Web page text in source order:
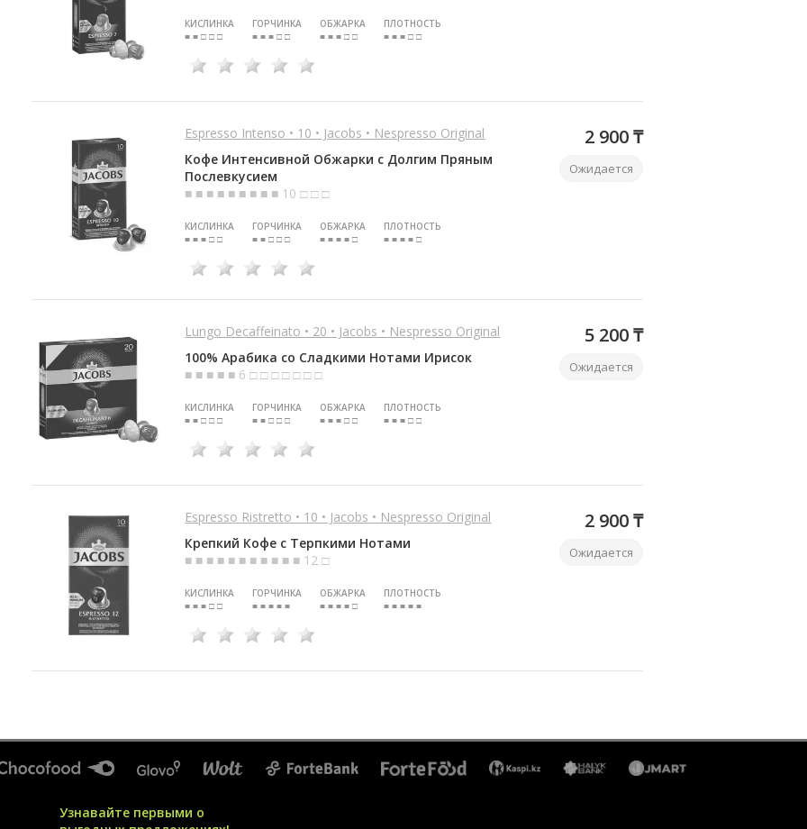
КИСЛИНКА
■ ■ □ □ □
ГОРЧИНКА
■ ■ ■ □ □
ОБЖАРКА
■ ■ ■ □ □
ПЛОТНОСТЬ
■ ■ ■ □ □
Espresso Intenso • 10 • Jacobs • Nespresso Original
Кофе Интенсивной Обжарки с Долгим Пряным
Послевкусием
■ ■ ■ ■ ■ ■ ■ ■ ■ 10 □ □ □
КИСЛИНКА
■ ■ ■ □ □
ГОРЧИНКА
■ ■ □ □ □
ОБЖАРКА
■ ■ ■ ■ □
ПЛОТНОСТЬ
■ ■ ■ ■ □
2 900 ₸
Ожидается
Lungo Decaffeinato • 20 • Jacobs • Nespresso Original
100% Арабика со Сладкими Нотами Ирисок
■ ■ ■ ■ ■ 6 □ □ □ □ □ □ □
КИСЛИНКА
■ ■ □ □ □
ГОРЧИНКА
■ ■ □ □ □
ОБЖАРКА
■ ■ ■ □ □
ПЛОТНОСТЬ
■ ■ ■ □ □
5 200 ₸
Ожидается
Espresso Ristretto • 10 • Jacobs • Nespresso Original
Крепкий Кофе с Терпкими Нотами
■ ■ ■ ■ ■ ■ ■ ■ ■ ■ ■ 12 □
КИСЛИНКА
■ ■ ■ □ □
ГОРЧИНКА
■ ■ ■ ■ ■
ОБЖАРКА
■ ■ ■ ■ □
ПЛОТНОСТЬ
■ ■ ■ ■ ■
2 900 ₸
Ожидается
Узнавайте первыми о